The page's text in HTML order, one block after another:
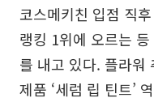
코스메키친 입점 직
랭킹 1위에 오르는
를 내고 있다. 플라워
제품 ‘세럼 립 틴트’